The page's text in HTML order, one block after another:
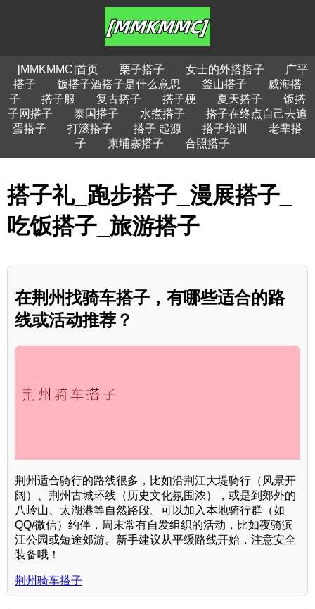
[MMKMMC]首页 栗子搭子 女士的外搭搭子
广平
搭子
饭搭子酒搭子是什么意思 釜山搭子
威海搭
子
搭子服 复古搭子 搭子梗 夏天搭子
饭搭
子网搭子
泰国搭子 水煮搭子
搭子在终点自己去追
蛋搭子
打滚搭子 搭子 起源 搭子培训
老辈搭
子
柬埔寨搭子 合照搭子
搭子礼_跑步搭子_漫展搭子_
吃饭搭子_旅游搭子
在荆州找骑车搭子，有哪些适合的路
线或活动推荐？
荆州适合骑行的路线很多，比如沿荆江大堤骑行（风景开
阔）、荆州古城环线（历史文化氛围浓），或是到郊外的
八岭山、太湖港等自然路段。可以加入本地骑行群（如
QQ/微信）约伴，周末常有自发组织的活动，比如夜骑滨
江公园或短途郊游。新手建议从平缓路线开始，注意安全
装备哦！
荆州骑车搭子